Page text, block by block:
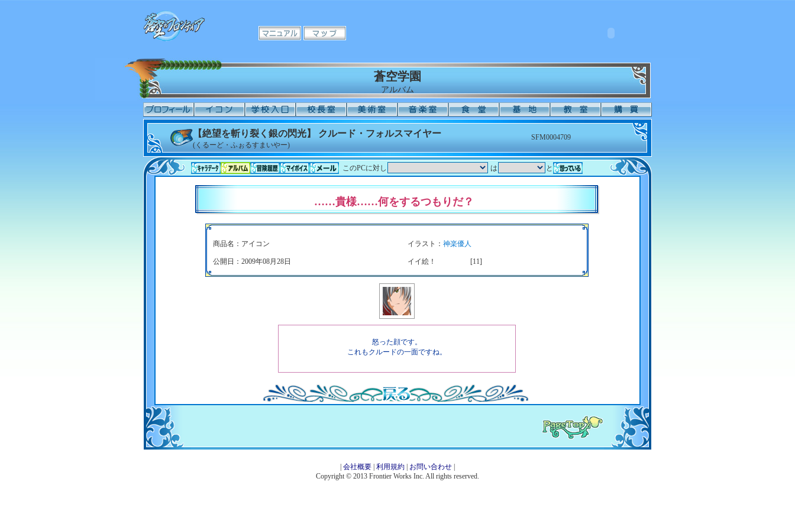
蒼空学園
アルバム
【絶望を斬り裂く銀の閃光】 クルード・フォルスマイヤー
(くるーど・ふぉるすまいやー)
SFM0004709
このPCに対し は と
……貴様……何をするつもりだ？
商品名：アイコン イラスト： 神楽優人
公開日：2009年08月28日 イイ絵！ [11]
怒った顔です。
これもクルードの一面ですね。
会社概要 利用規約 お問い合わせ
Copyright © 2013 Frontier Works Inc. All rights reserved.